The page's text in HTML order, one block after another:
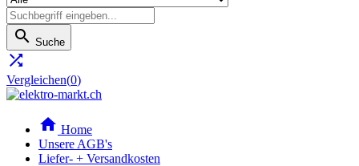
 Suche

Vergleichen(0)
 Home
Unsere AGB's
Liefer- + Versandkosten